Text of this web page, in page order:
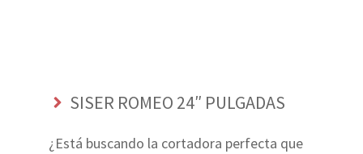
SISER ROMEO 24″ PULGADAS
¿Está buscando la cortadora perfecta que